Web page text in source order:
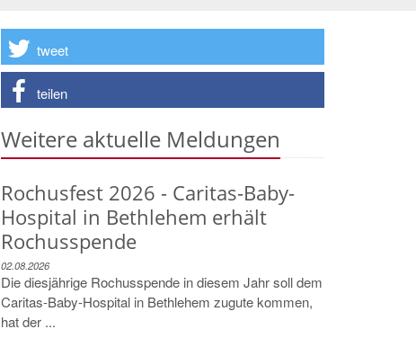
tweet
teilen
Weitere aktuelle Meldungen
Rochusfest 2026 - Caritas-Baby-
Hospital in Bethlehem erhält
Rochusspende
02.08.2026
Die diesjährige Rochusspende in diesem Jahr soll dem
Caritas-Baby-Hospital in Bethlehem zugute kommen,
hat der ...